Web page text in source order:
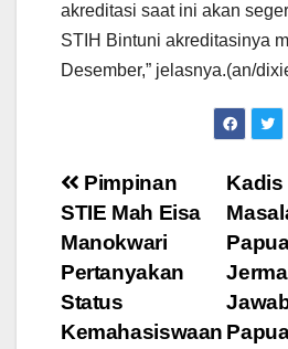
akreditasi saat ini akan
STIH Bintuni akreditasinya
Desember,” jelasnya.(an/
Post
navigation
Kadis
Pimpinan
STIE Mah Eisa
Manokwari
Pertanyakan
Status
Kemahasiswaan